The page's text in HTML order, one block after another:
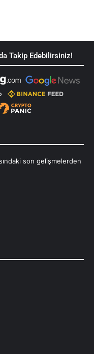
Takip Edebilirsiniz!
son gelişmelerden